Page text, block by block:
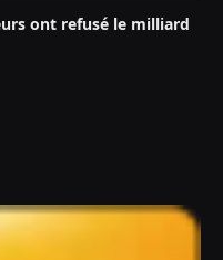
ont refusé le milliard